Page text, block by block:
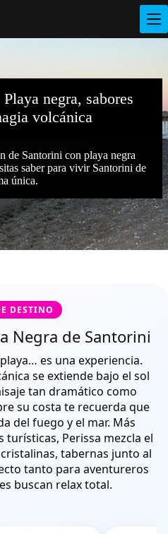
negra, sabores
volcánica
de Santorini con playa negra
saber para vivir Santorini de
única.
DESTINO
Negra de Santorini
es una experiencia.
se extiende bajo el sol
tan dramático como
su costa te recuerda que
del fuego y el mar. Más
Perissa mezcla el
tabernas junto al
tanto para aventureros
buscan relax total.